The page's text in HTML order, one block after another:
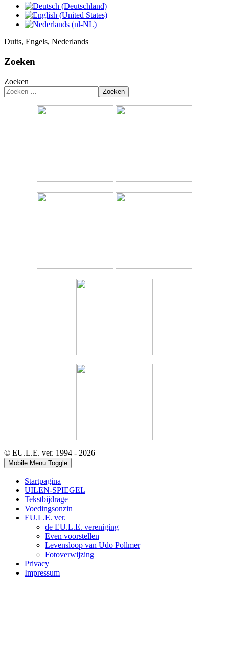
Duits, Engels, Nederlands
Zoeken
Zoeken
Zoeken
© EU.L.E. ver. 1994 - 2026
Mobile Menu Toggle
Startpagina
UILEN-SPIEGEL
Tekstbijdrage
Voedingsonzin
EU.L.E. ver.
de EU.L.E. vereniging
Even voorstellen
Levensloop van Udo Pollmer
Fotoverwijzing
Privacy
Impressum